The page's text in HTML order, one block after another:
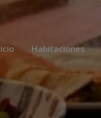
Habitaciones